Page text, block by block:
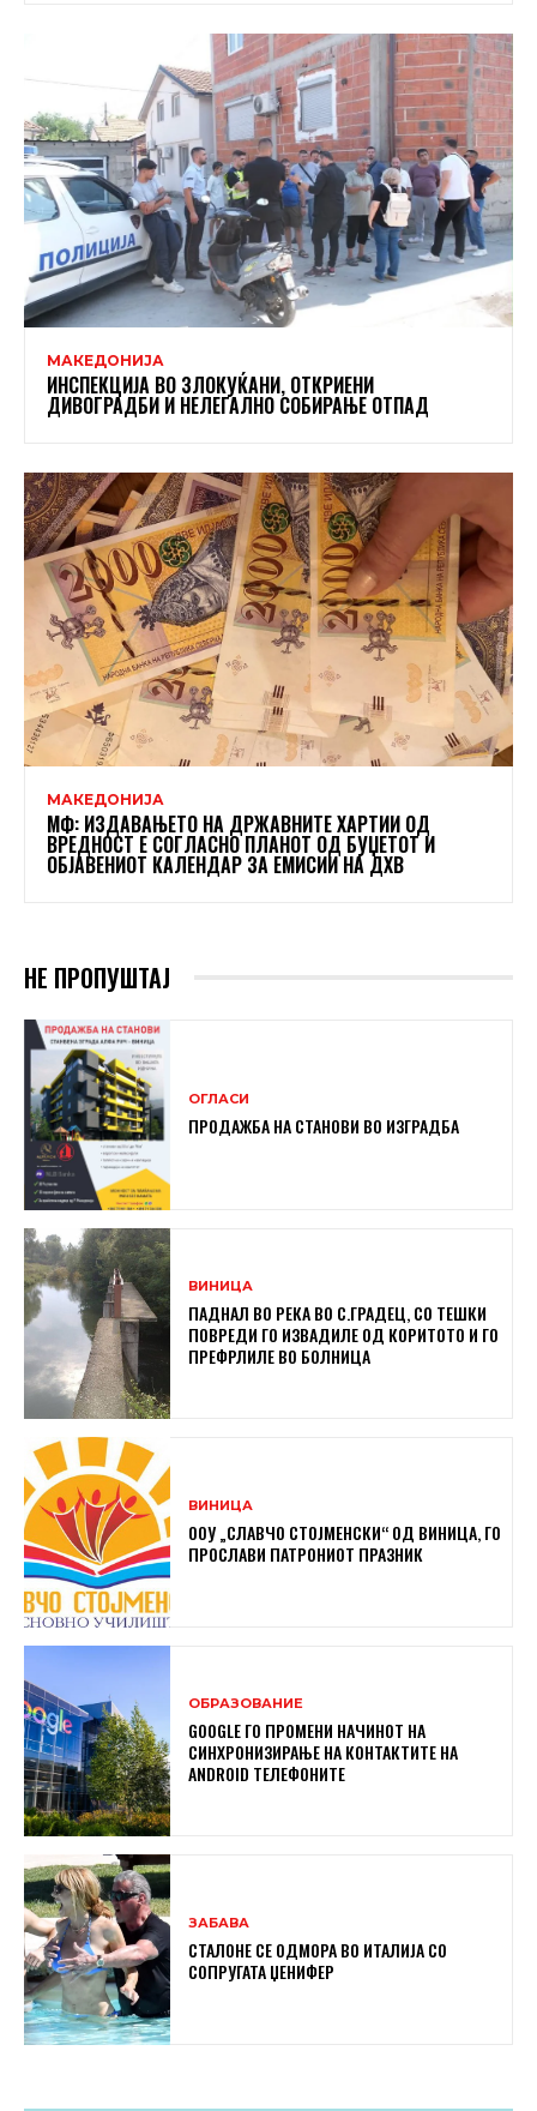
МАКЕДОНИЈА
ИНСПЕКЦИЈА ВО ЗЛОКУЌАНИ, ОТКРИЕНИ
ДИВОГРАДБИ И НЕЛЕГАЛНО СОБИРАЊЕ ОТПАД
МАКЕДОНИЈА
МФ: ИЗДАВАЊЕТО НА ДРЖАВНИТЕ ХАРТИИ ОД
ВРЕДНОСТ Е СОГЛАСНО ПЛАНОТ ОД БУЏЕТОТ И
ОБЈАВЕНИОТ КАЛЕНДАР ЗА ЕМИСИИ НА ДХВ
НЕ ПРОПУШТАЈ
ОГЛАСИ
ПРОДАЖБА НА СТАНОВИ ВО ИЗГРАДБА
ВИНИЦА
ПАДНАЛ ВО РЕКА ВО С.ГРАДЕЦ, СО ТЕШКИ
ПОВРЕДИ ГО ИЗВАДИЛЕ ОД КОРИТОТО И ГО
ПРЕФРЛИЛЕ ВО БОЛНИЦА
ВИНИЦА
ООУ „СЛАВЧО СТОЈМЕНСКИ“ ОД ВИНИЦА, ГО
ПРОСЛАВИ ПАТРОНИОТ ПРАЗНИК
ОБРАЗОВАНИЕ
GOOGLE ГО ПРОМЕНИ НАЧИНОТ НА
СИНХРОНИЗИРАЊЕ НА КОНТАКТИТЕ НА
ANDROID ТЕЛЕФОНИТЕ
ЗАБАВА
СТАЛОНЕ СЕ ОДМОРА ВО ИТАЛИЈА СО
СОПРУГАТА ЏЕНИФЕР